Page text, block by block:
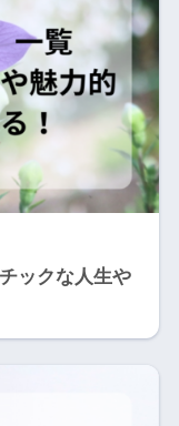
ックな人生や